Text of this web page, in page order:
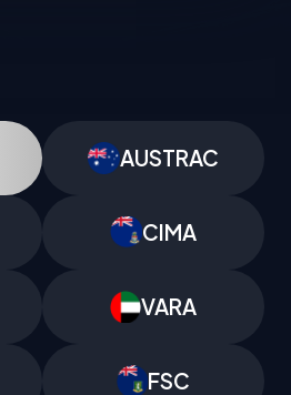
AUSTRAC
CIMA
VARA
FSC